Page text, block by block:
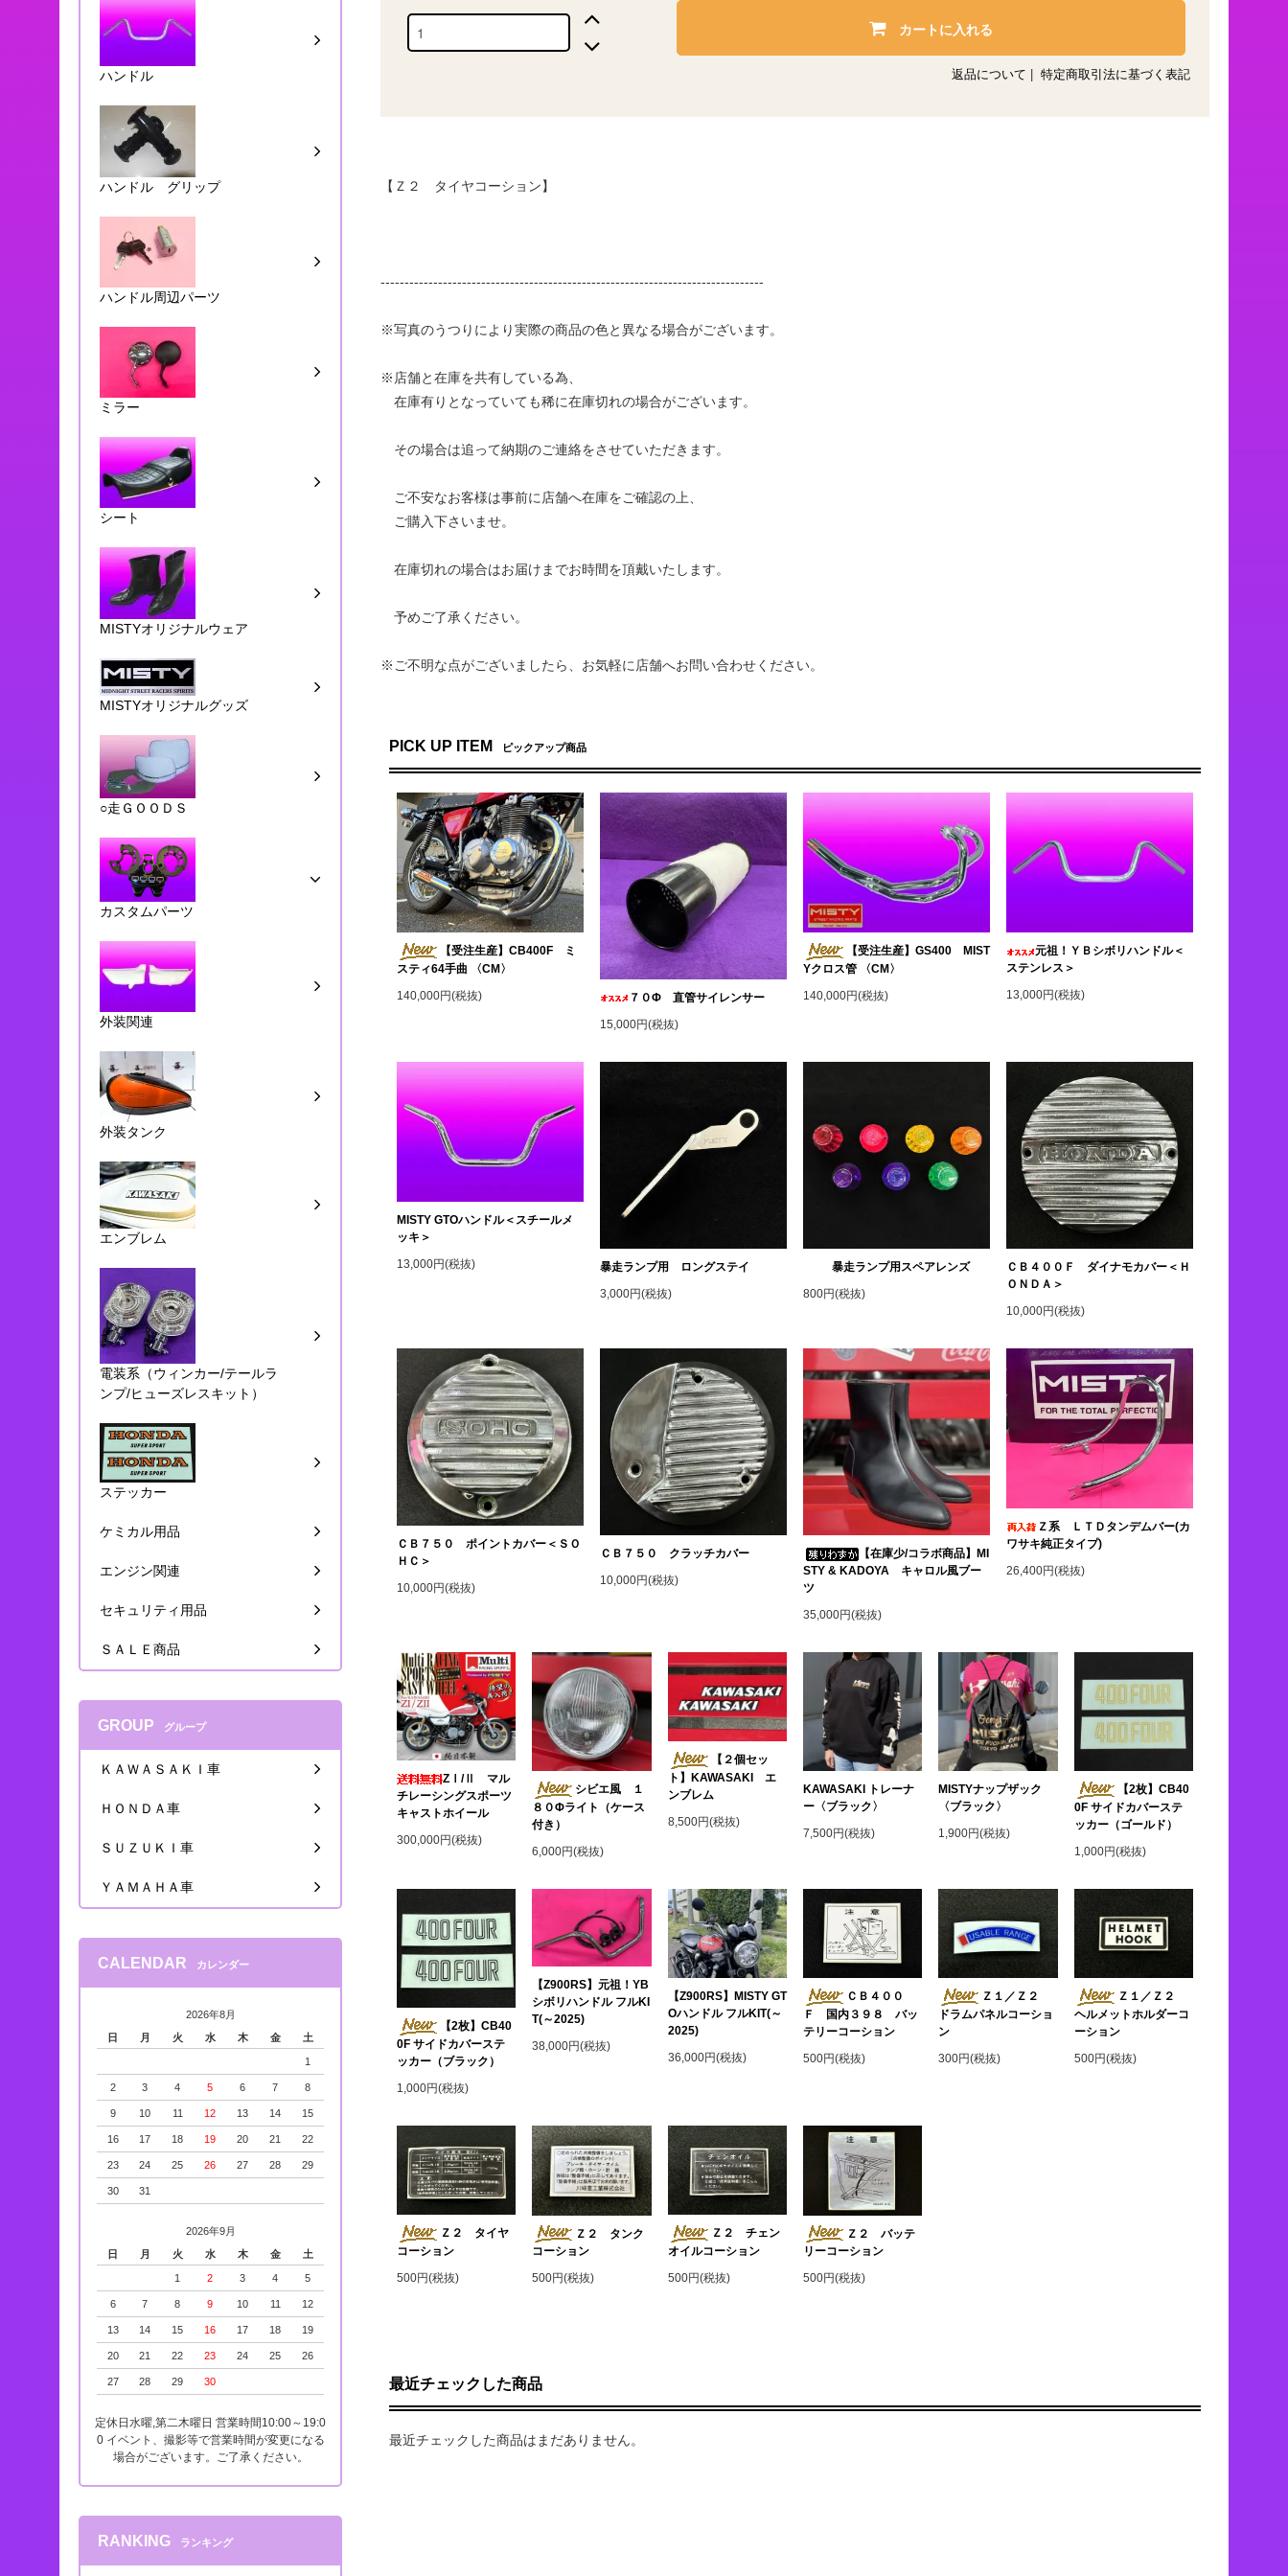
カートに入れる
返品について 特定商取引法に基づく表記
【Ｚ２ タイヤコーション】
--------------------------------------------------------------------------------
※写真のうつりにより実際の商品の色と異なる場合がございます。
※店舗と在庫を共有している為、
在庫有りとなっていても稀に在庫切れの場合がございます。
その場合は追って納期のご連絡をさせていただきます。
ご不安なお客様は事前に店舗へ在庫をご確認の上、
ご購入下さいませ。
在庫切れの場合はお届けまでお時間を頂戴いたします。
予めご了承ください。
※ご不明な点がございましたら、お気軽に店舗へお問い合わせください。
PICK UP ITEM ピックアップ商品
【受注生産】CB400F ミ
スティ64手曲 〈CM〉
140,000円(税抜)
７０Φ 直管サイレンサー
15,000円(税抜)
【受注生産】GS400 MIST
Yクロス管 〈CM〉
140,000円(税抜)
元祖！ＹＢシボリハンドル＜
ステンレス＞
13,000円(税抜)
MISTY GTOハンドル＜スチールメ
ッキ＞
13,000円(税抜)
暴走ランプ用 ロングステイ
3,000円(税抜)
暴走ランプ用スペアレンズ
800円(税抜)
ＣＢ４００Ｆ ダイナモカバー＜Ｈ
ＯＮＤＡ＞
10,000円(税抜)
ＣＢ７５０ ポイントカバー＜ＳＯ
ＨＣ＞
10,000円(税抜)
ＣＢ７５０ クラッチカバー
10,000円(税抜)
【在庫少/コラボ商品】MI
STY & KADOYA キャロル風ブー
ツ
35,000円(税抜)
Ｚ系 ＬＴＤタンデムバー(カ
ワサキ純正タイプ)
26,400円(税抜)
ZⅠ/Ⅱ マル
チレーシングスポーツ
キャストホイール
300,000円(税抜)
シビエ風 １
８０Φライト（ケース
付き）
6,000円(税抜)
【２個セッ
ト】KAWASAKI エ
ンブレム
8,500円(税抜)
KAWASAKI トレーナ
ー〈ブラック〉
7,500円(税抜)
MISTYナップザック
〈ブラック〉
1,900円(税抜)
【2枚】CB40
0F サイドカバーステ
ッカー（ゴールド）
1,000円(税抜)
【2枚】CB40
0F サイドカバーステ
ッカー（ブラック）
1,000円(税抜)
【Z900RS】元祖！YB
シボリハンドル フルKI
T(～2025)
38,000円(税抜)
【Z900RS】MISTY GT
Oハンドル フルKIT(～
2025)
36,000円(税抜)
ＣＢ４００
Ｆ 国内３９８ バッ
テリーコーション
500円(税抜)
Ｚ１／Ｚ２
ドラムパネルコーショ
ン
300円(税抜)
Ｚ１／Ｚ２
ヘルメットホルダーコ
ーション
500円(税抜)
Ｚ２ タイヤ
コーション
500円(税抜)
Ｚ２ タンク
コーション
500円(税抜)
Ｚ２ チェン
オイルコーション
500円(税抜)
Ｚ２ バッテ
リーコーション
500円(税抜)
最近チェックした商品
最近チェックした商品はまだありません。
ハンドル
ハンドル グリップ
ハンドル周辺パーツ
ミラー
シート
MISTYオリジナルウェア
MISTYオリジナルグッズ
○走ＧＯＯＤＳ
カスタムパーツ
外装関連
外装タンク
エンブレム
電装系（ウィンカー/テールラ
ンプ/ヒューズレスキット）
ステッカー
ケミカル用品
エンジン関連
セキュリティ用品
ＳＡＬＥ商品
GROUP グループ
ＫＡＷＡＳＡＫＩ車
ＨＯＮＤＡ車
ＳＵＺＵＫＩ車
ＹＡＭＡＨＡ車
CALENDAR カレンダー
2026年8月
日
月 火 水 木 金 土
1
2 3 4 5 6 7 8
9 10 11 12 13 14 15
16 17 18 19 20 21 22
23 24 25 26 27 28 29
30 31
2026年9月
日
月 火 水 木 金 土
1 2 3 4 5
6 7 8 9 10 11 12
13 14 15 16 17 18 19
20 21 22 23 24 25 26
27 28 29 30
定休日水曜,第二木曜日 営業時間10:00～19:0
0 イベント、撮影等で営業時間が変更になる
場合がございます。ご了承ください。
RANKING ランキング